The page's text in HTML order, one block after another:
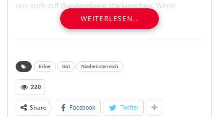
uns auch auf Bundesebene starkmachen. Wenn
Menschen aber bei bester Gesundheit und ohne
Betreuungspflichten auf Kosten der Fleißigen in
unserem Land leben wollen, habe ich kein Verständnis
rechnen – unabhängig von ihrer Nationalität.
gezeigt, dass soziale Unterstützung und Fairness kein
Widerspruch sind“, betont Landtagsabgeordneter Anton
Erber. „Unser Modell sorgt für klare Regeln, gezielte
WEITERLESEN..
Erber Gut Niederösterreich
220
Share Facebook Twitter